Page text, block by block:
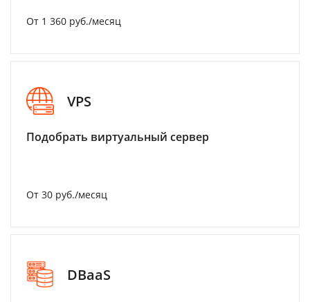
От 1 360 руб./месяц
VPS
Подобрать виртуальный сервер
От 30 руб./месяц
DBaaS